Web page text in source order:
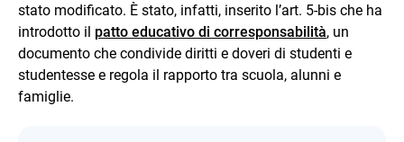
stato modificato. È stato, infatti, inserito l’art. 5-bis che ha
introdotto il patto educativo di corresponsabilità, un
documento che condivide diritti e doveri di studenti e
studentesse e regola il rapporto tra scuola, alunni e
famiglie.